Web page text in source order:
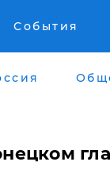
События